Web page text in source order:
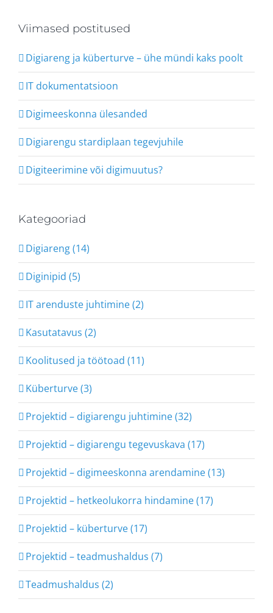
Viimased postitused
Digiareng ja küberturve – ühe mündi kaks poolt
IT dokumentatsioon
Digimeeskonna ülesanded
Digiarengu stardiplaan tegevjuhile
Digiteerimine või digimuutus?
Kategooriad
Digiareng (14)
Diginipid (5)
IT arenduste juhtimine (2)
Kasutatavus (2)
Koolitused ja töötoad (11)
Küberturve (3)
Projektid – digiarengu juhtimine (32)
Projektid – digiarengu tegevuskava (17)
Projektid – digimeeskonna arendamine (13)
Projektid – hetkeolukorra hindamine (17)
Projektid – küberturve (17)
Projektid – teadmushaldus (7)
Teadmushaldus (2)